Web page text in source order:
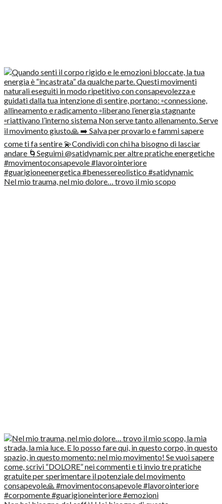
Nel mio trauma, nel mio dolore… trovo il mio scopo